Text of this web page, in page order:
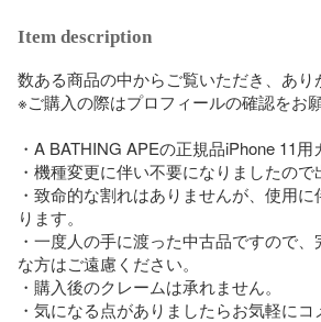
Item description
数ある商品の中からご覧いただき、あ
※ご購入の際はプロフィールの確認をお願
・A BATHING APEの正規品iPhone 11用
・機種変更に伴い不要になりましたので
・致命的な割れはありませんが、使用
ります。
・一度人の手に渡った中古品ですので
な方はご遠慮ください。
・購入後のクレームは承れません。
・気になる点がありましたらお気軽に